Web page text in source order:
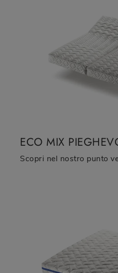
ECO MIX